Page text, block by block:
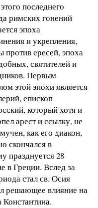
последнего
римских гонений
эпоха
и укрепления,
против ересей, эпоха
святителей и
Первым
этой эпохи является
епископ
который хотя и
арест и ссылку, не
как его диакон,
скончался в
празднуется 28
в Греции. Вслед за
стал св. Осия
решающее влияние на